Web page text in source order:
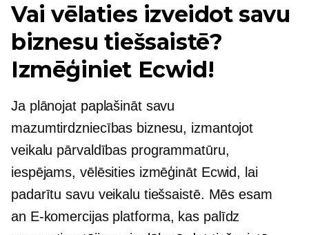
Vai vēlaties izveidot savu
biznesu tiešsaistē?
Izmēģiniet Ecwid!
Ja plānojat paplašināt savu
mazumtirdzniecības biznesu, izmantojot
veikalu pārvaldības programmatūru,
iespējams, vēlēsities izmēģināt Ecwid, lai
padarītu savu veikalu tiešsaistē. Mēs esam
an E-komercijasplatforma, kas palīdz